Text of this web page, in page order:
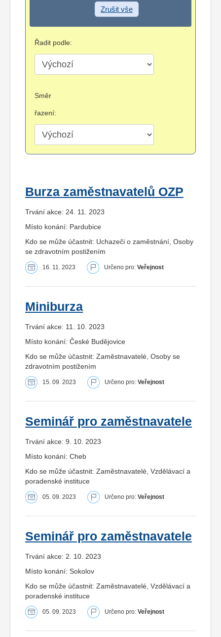
Zrušit vše
Řadit podle:
Směr
řazení:
Burza zaměstnavatelů OZP
Trvání akce: 24. 11. 2023
Místo konání: Pardubice
Kdo se může účastnit: Uchazeči o zaměstnání, Osoby
se zdravotním postižením
16. 11. 2023 Určeno pro: Veřejnost
Miniburza
Trvání akce: 11. 10. 2023
Místo konání: České Budějovice
Kdo se může účastnit: Zaměstnavatelé, Osoby se
zdravotním postižením
15. 09. 2023 Určeno pro: Veřejnost
Seminář pro zaměstnavatele
Trvání akce: 9. 10. 2023
Místo konání: Cheb
Kdo se může účastnit: Zaměstnavatelé, Vzdělávací a
poradenské instituce
05. 09. 2023 Určeno pro: Veřejnost
Seminář pro zaměstnavatele
Trvání akce: 2. 10. 2023
Místo konání: Sokolov
Kdo se může účastnit: Zaměstnavatelé, Vzdělávací a
poradenské instituce
05. 09. 2023 Určeno pro: Veřejnost